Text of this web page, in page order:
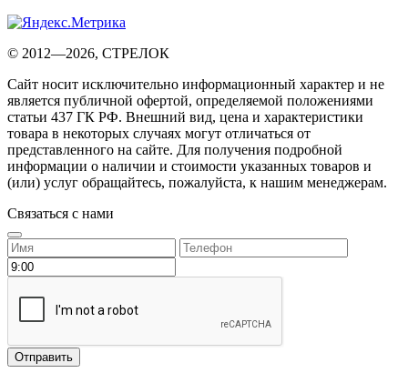
© 2012—2026, СТРЕЛОК
Сайт носит исключительно информационный характер и не
является публичной офертой, определяемой положениями
статьи 437 ГК РФ. Внешний вид, цена и характеристики
товара в некоторых случаях могут отличаться от
представленного на сайте. Для получения подробной
информации о наличии и стоимости указанных товаров и
(или) услуг обращайтесь, пожалуйста, к нашим менеджерам.
Связаться с нами